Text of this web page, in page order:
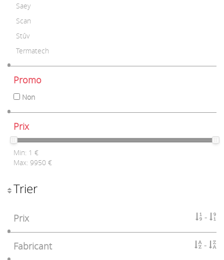
Saey
Scan
Stûv
Termatech
Promo
Non
Prix
Min: 1 €
Max: 9950 €
Trier
Prix
Fabricant